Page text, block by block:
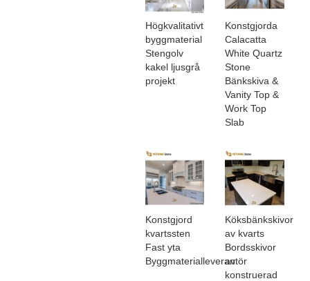
Högkvalitativt
byggmaterial
Stengolv
kakel ljusgrå
projekt
Konstgjorda
Calacatta
White Quartz
Stone
Bänkskiva &
Vanity Top &
Work Top
Slab
Konstgjord
kvartssten
Fast yta
Byggmaterialleverantör
Köksbänkskivor
av kvarts
Bordsskivor
av
konstruerad